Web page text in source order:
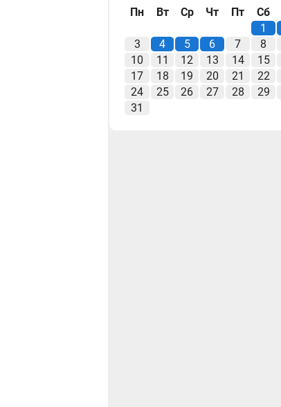
Пн Вт Ср Чт Пт
Сб
1
3
4 5 6 7
8
10
11 12 13 14
15
17
18 19 20 21
22
24
25 26 27 28
29
31